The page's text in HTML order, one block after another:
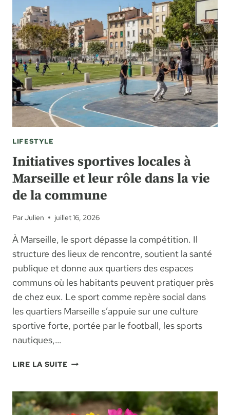
ANTI
MOUSTIQUE
EXTÉRIEUR
EFFICACE
?
LIFESTYLE
Initiatives sportives locales à
Marseille et leur rôle dans la vie
de la commune
ParJulien juillet 16, 2026
À Marseille, le sport dépasse la compétition. Il
structure des lieux de rencontre, soutient la santé
publique et donne aux quartiers des espaces
communs où les habitants peuvent pratiquer près
de chez eux. Le sport comme repère social dans
les quartiers Marseille s’appuie sur une culture
sportive forte, portée par le football, les sports
nautiques,…
LIRE LA SUITEINITIATIVES
À
MARSEILLE